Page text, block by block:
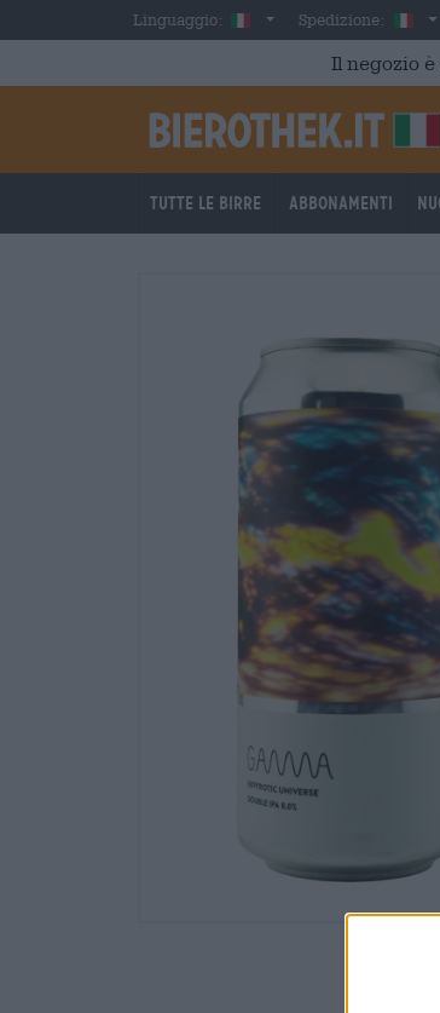
Skip to main contentLinguaggio: ItalianSpedizione:
Il negozio
Tutte le birre Abbonamenti